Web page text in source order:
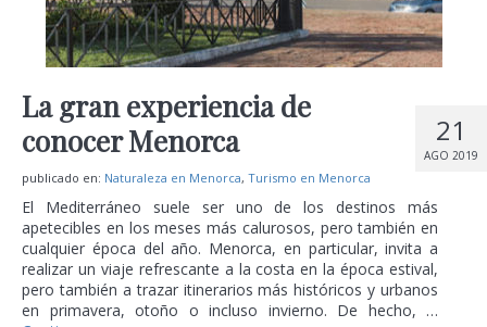
21
AGO 2019
La gran experiencia de
conocer Menorca
publicado en: Naturaleza en Menorca, Turismo en Menorca
El Mediterráneo suele ser uno de los destinos más
apetecibles en los meses más calurosos, pero también en
cualquier época del año. Menorca, en particular, invita a
realizar un viaje refrescante a la costa en la época estival,
pero también a trazar itinerarios más históricos y urbanos
en primavera, otoño o incluso invierno. De hecho, …